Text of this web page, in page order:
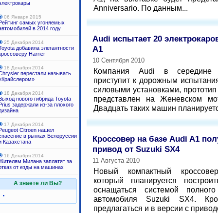
06 Января 2015
самых угоняемых
в 2014 году
25 Декабря 2014
добавила элегантности
Harrier
18 Декабря 2014
перестали называть
18 Декабря 2014
нового гибрида Toyota
задержали из-за плохого
17 Декабря 2014
Citroen нашел
в рынках Белоруссии
Казахстана
16 Декабря 2014
Милана заплатят за
от езды на машинах
А знаете ли Вы?
Anniversario. По данным...
Audi испытает 20
A1
10 Сентября 2010
Компания Audi в середине
приступит к дорожным
силовыми установками,
представлен на Женевском
Двадцать таких машин
Кроссовер на базе Audi A1
привод от Suzuki SX4
11 Августа 2010
Новый компактный
который планируется
оснащаться системой
автомобиля Suzuki SX4.
предлагаться и в версии с